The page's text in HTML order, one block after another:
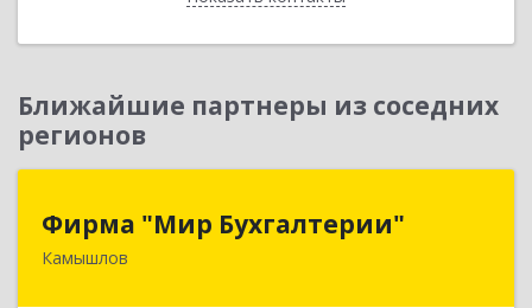
Ближайшие партнеры из соседних
регионов
Фирма "Мир Бухгалтерии"
Камышлов624860, Свердловская обл, Камышлов г,